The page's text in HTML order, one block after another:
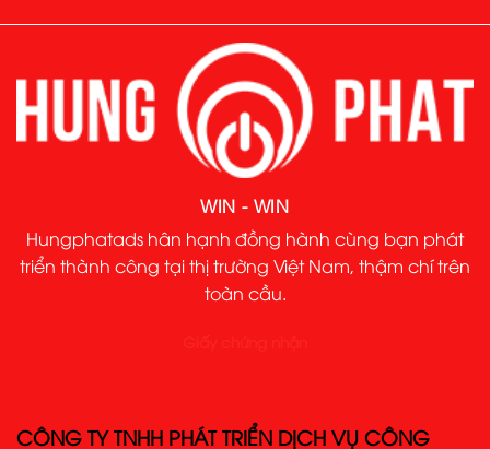
WIN - WIN
Hungphatads hân hạnh đồng hành cùng bạn phát
triển thành công tại thị trường Việt Nam, thậm chí trên
toàn cầu.
CÔNG TY TNHH PHÁT TRIỂN DỊCH VỤ CÔNG